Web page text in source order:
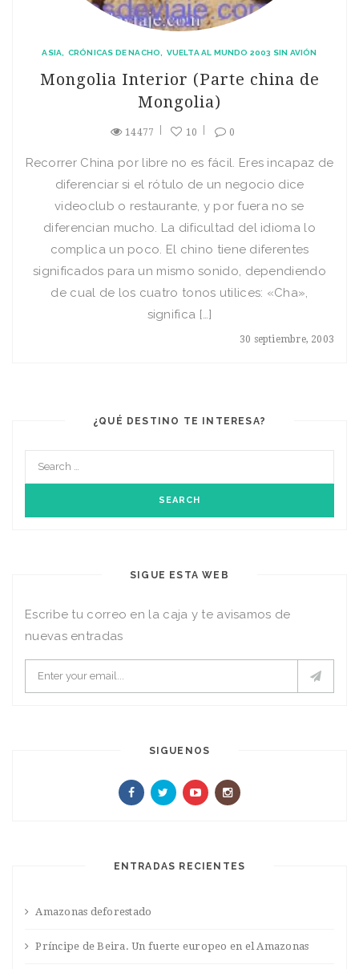
ASIA CRÓNICAS DE NACHO VUELTA AL MUNDO 2003 SIN AVIÓN
Mongolia Interior (Parte china de
Mongolia)
14477 10 0
30 septiembre, 2003
Recorrer China por libre no es fácil. Eres incapaz de
diferenciar si el rótulo de un negocio dice
videoclub o restaurante, y por fuera no se
diferencian mucho. La dificultad del idioma lo
complica un poco. El chino tiene diferentes
significados para un mismo sonido, dependiendo
de cual de los cuatro tonos utilices: «Cha»,
significa […]
¿QUÉ DESTINO TE INTERESA?
SIGUE ESTA WEB
Escribe tu correo en la caja y te avisamos de
nuevas entradas
SIGUENOS
ENTRADAS RECIENTES
Amazonas deforestado
Príncipe de Beira. Un fuerte europeo en el Amazonas